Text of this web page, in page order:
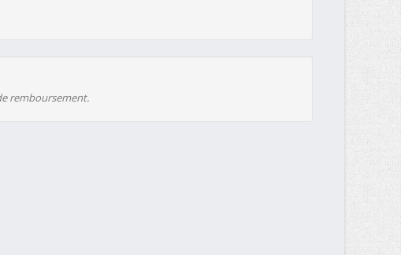
remboursement.